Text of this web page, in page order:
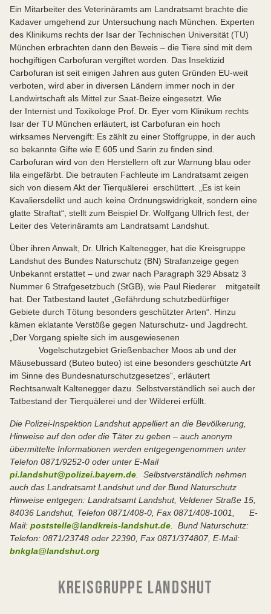
Ein Mitarbeiter des Veterinäramts am Landratsamt brachte die
Kadaver umgehend zur Untersuchung nach München. Experten
des Klinikums rechts der Isar der Technischen Universität (TU)
München erbrachten dann den Beweis – die Tiere sind mit dem
hochgiftigen Carbofuran vergiftet worden. Das Insektizid
Carbofuran ist seit einigen Jahren aus guten Gründen EU-weit
verboten, wird aber in diversen Ländern immer noch in der
Landwirtschaft als Mittel zur Saat-Beize eingesetzt. Wie
der Internist und Toxikologe Prof. Dr. Eyer vom Klinikum rechts
Isar der TU München erläutert, ist Carbofuran ein hoch
wirksames Nervengift: Es zählt zu einer Stoffgruppe, in der auch
so bekannte Gifte wie E 605 und Sarin zu finden sind.
Carbofuran wird von den Herstellern oft zur Warnung blau oder
lila eingefärbt. Die betrauten Fachleute im Landratsamt zeigen
sich von diesem Akt der Tierquälerei erschüttert. „Es ist kein
Kavaliersdelikt und auch keine Ordnungswidrigkeit, sondern eine
glatte Straftat“, stellt zum Beispiel Dr. Wolfgang Ullrich fest, der
Leiter des Veterinäramts am Landratsamt Landshut.
Über ihren Anwalt, Dr. Ulrich Kaltenegger, hat die Kreisgruppe
Landshut des Bundes Naturschutz (BN) Strafanzeige gegen
Unbekannt erstattet – und zwar nach Paragraph 329 Absatz 3
Nummer 6 Strafgesetzbuch (StGB), wie Paul Riederer mitgeteilt
hat. Der Tatbestand lautet „Gefährdung schutzbedürftiger
Gebiete durch Tötung besonders geschützter Arten“. Hinzu
kämen eklatante Verstöße gegen Naturschutz- und Jagdrecht.
„Der Vorgang spielte sich im ausgewiesenen
Vogelschutzgebiet Grießenbacher Moos ab und der
Mäusebussard (Buteo buteo) ist eine besonders geschützte Art
im Sinne des Bundesnaturschutzgesetzes“, erläutert
Rechtsanwalt Kaltenegger dazu. Selbstverständlich sei auch der
Tatbestand der Tierquälerei und der Wilderei erfüllt.
Die Polizei-Inspektion Landshut appelliert an die Bevölkerung,
Hinweise auf den oder die Täter zu geben – auch anonym
übermittelte Informationen werden entgegengenommen unter
Telefon 0871/9252-0 oder unter E-Mail
pi.landshut@polizei.bayern.de . Selbstverständlich nehmen
auch das Landratsamt Landshut und der Bund Naturschutz
Hinweise entgegen: Landratsamt Landshut, Veldener Straße 15,
84036 Landshut, Telefon 0871/408-0, Fax 0871/408-1001, E-
Mail: poststelle@landkreis-landshut.de . Bund Naturschutz:
Telefon: 0871/23748 oder 22390, Fax 0871/374807, E-Mail:
bnkgla@landshut.org
KREISGRUPPE LANDSHUT